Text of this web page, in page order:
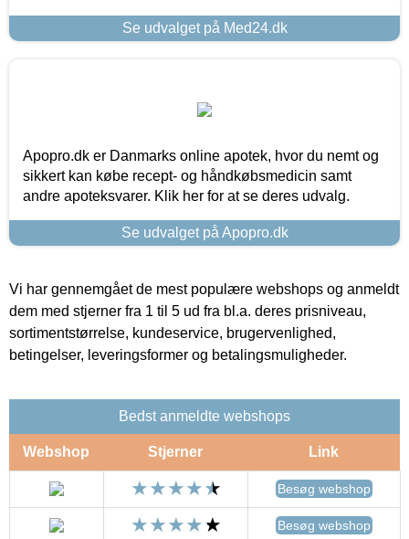
Se udvalget på Med24.dk
Apopro.dk er Danmarks online apotek, hvor du nemt og
sikkert kan købe recept- og håndkøbsmedicin samt
andre apoteksvarer. Klik her for at se deres udvalg.
Se udvalget på Apopro.dk
Vi har gennemgået de mest populære webshops og anmeldt
dem med stjerner fra 1 til 5 ud fra bl.a. deres prisniveau,
sortimentstørrelse, kundeservice, brugervenlighed,
betingelser, leveringsformer og betalingsmuligheder.
Bedst anmeldte webshops
Webshop Stjerner Link
Besøg webshop
Besøg webshop